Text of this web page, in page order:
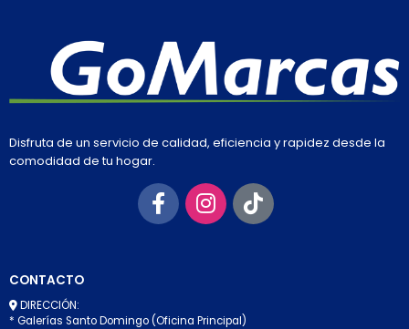
Disfruta de un servicio de calidad, eficiencia y rapidez desde la
comodidad de tu hogar.
CONTACTO
DIRECCIÓN:
* Galerías Santo Domingo (Oficina Principal)